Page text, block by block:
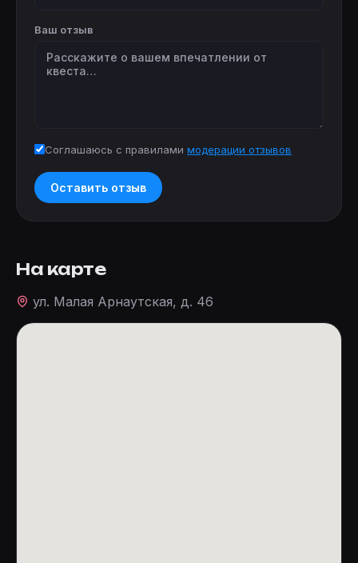
Ваш отзыв
Соглашаюсь с правилами модерации отзывов
Оставить отзыв
На карте
ул. Малая Арнаутская, д. 46